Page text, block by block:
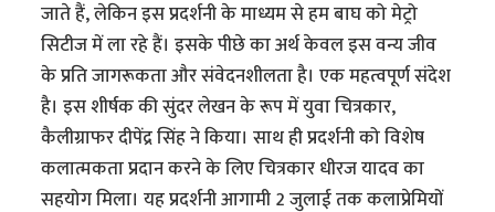
जाते हैं, लेकिन इस प्रदर्शनी के माध्यम से हम बाघ को मेट्रो
सिटीज में ला रहे हैं। इसके पीछे का अर्थ केवल इस वन्य जीव
के प्रति जागरूकता और संवेदनशीलता है। एक महत्वपूर्ण संदेश
है। इस शीर्षक की सुंदर लेखन के रूप में युवा चित्रकार,
कैलीग्राफर दीपेंद्र सिंह ने किया। साथ ही प्रदर्शनी को विशेष
कलात्मकता प्रदान करने के लिए चित्रकार धीरज यादव का
सहयोग मिला। यह प्रदर्शनी आगामी 2 जुलाई तक कलाप्रेमियों